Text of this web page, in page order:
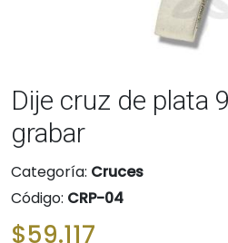
Dije cruz de plata
grabar
Categoría: Cruces
Código: CRP-04
$59.117